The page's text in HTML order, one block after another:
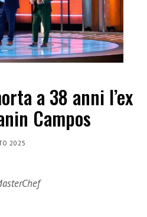
a 38 anni l’ex
Campos
2025